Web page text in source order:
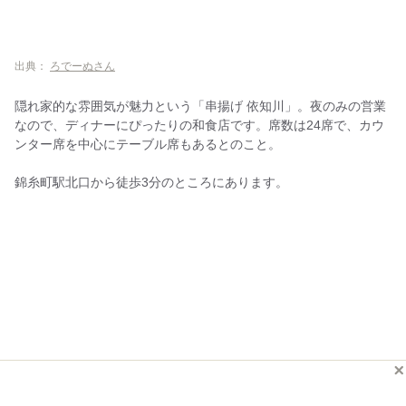
出典： ろでーぬさん
隠れ家的な雰囲気が魅力という「串揚げ 依知川」。夜のみの営業
なので、ディナーにぴったりの和食店です。席数は24席で、カウ
ンター席を中心にテーブル席もあるとのこと。
錦糸町駅北口から徒歩3分のところにあります。